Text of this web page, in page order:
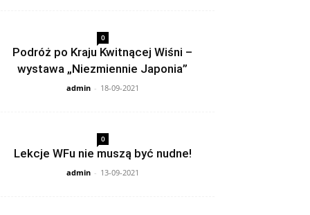
0
Podróż po Kraju Kwitnącej Wiśni –
wystawa „Niezmiennie Japonia”
admin - 18-09-2021
0
Lekcje WFu nie muszą być nudne!
admin - 13-09-2021